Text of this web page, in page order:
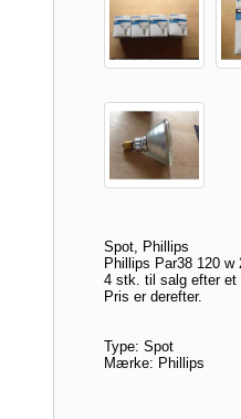
Spot, Phillips
Phillips Par38 120 w
4 stk. til salg efter et
Pris er derefter.
Type: Spot
Mærke: Phillips